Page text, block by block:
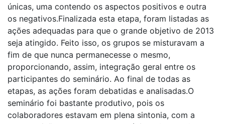
únicas, uma contendo os aspectos positivos e outra
os negativos.Finalizada esta etapa, foram listadas as
ações adequadas para que o grande objetivo de 2013
seja atingido. Feito isso, os grupos se misturavam a
fim de que nunca permanecesse o mesmo,
proporcionando, assim, integração geral entre os
participantes do seminário. Ao final de todas as
etapas, as ações foram debatidas e analisadas.O
seminário foi bastante produtivo, pois os
colaboradores estavam em plena sintonia, com a